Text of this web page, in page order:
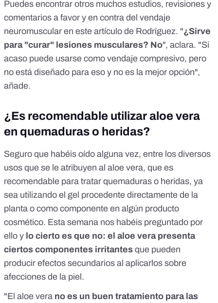
Puedes encontrar otros muchos estudios, revisiones y
comentarios a favor y en contra del vendaje
neuromuscular en este artículo de Rodríguez. "¿Sirve
para "curar" lesiones musculares? No", aclara. "Si
acaso puede usarse como vendaje compresivo, pero
no está diseñado para eso y no es la mejor opción",
añade.
¿Es recomendable utilizar aloe vera
en quemaduras o heridas?
Seguro que habéis oído alguna vez, entre los diversos
usos que se le atribuyen al aloe vera, que es
recomendable para tratar quemaduras o heridas, ya
sea utilizando el gel procedente directamente de la
planta o como componente en algún producto
cosmético. Esta semana nos habéis preguntado por
ello y lo cierto es que no: el aloe vera presenta
ciertos componentes irritantes que pueden
producir efectos secundarios al aplicarlos sobre
afecciones de la piel.
"El aloe vera no es un buen tratamiento para las